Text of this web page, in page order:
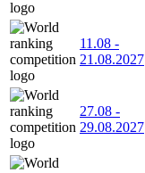
11.08 -
21.08.2027
27.08 -
29.08.2027